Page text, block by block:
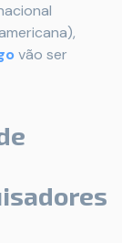
vão ser